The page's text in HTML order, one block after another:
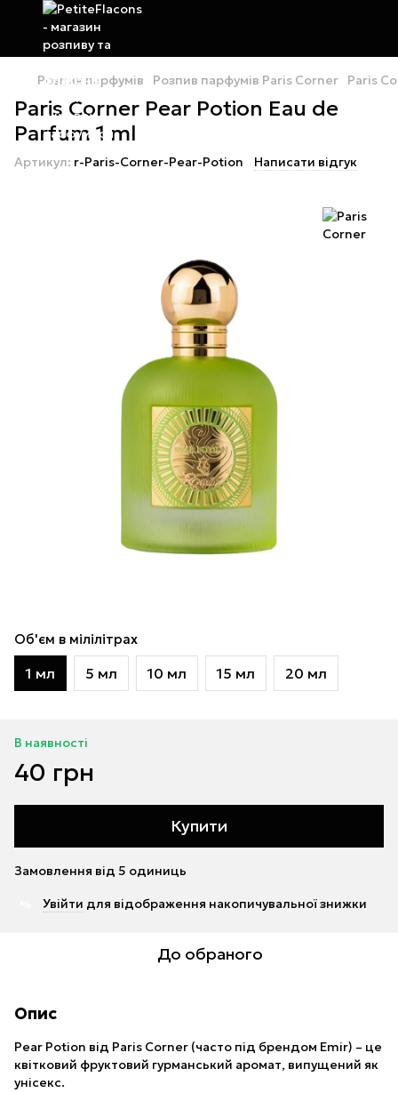
Розпив парфумів Розпив парфумів Paris Corner Paris
Paris Corner Pear Potion Eau de
Parfum 1 ml
Артикул: r-Paris-Corner-Pear-Potion Написати відгук
Об'єм в мілілітрах
1 мл 5 мл 10 мл 15 мл 20 мл
В наявності
40 грн
Купити
Замовлення від 5 одиниць
Увійти для відображення накопичувальної знижки
До обраного
Опис
Pear Potion від Paris Corner (часто під брендом Emir) – це
квітковий фруктовий гурманський аромат, випущений як
унісекс.